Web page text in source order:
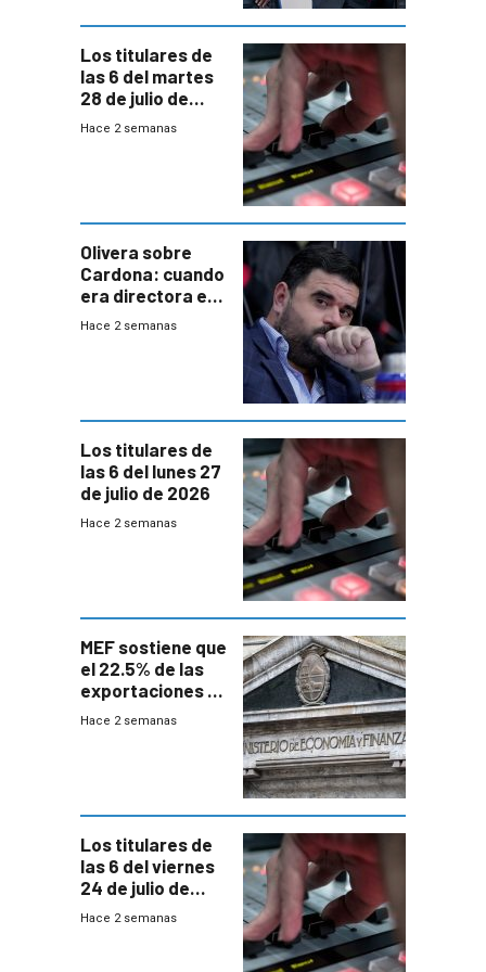
Los titulares de
las 6 del martes
28 de julio de
2026
Hace 2 semanas
Olivera sobre
Cardona: cuando
era directora en
UTE “no era muy
Hace 2 semanas
Los titulares de
las 6 del lunes 27
de julio de 2026
Hace 2 semanas
MEF sostiene que
el 22.5% de las
exportaciones a
EE.UU se verán
Hace 2 semanas
Los titulares de
las 6 del viernes
24 de julio de
2026
Hace 2 semanas